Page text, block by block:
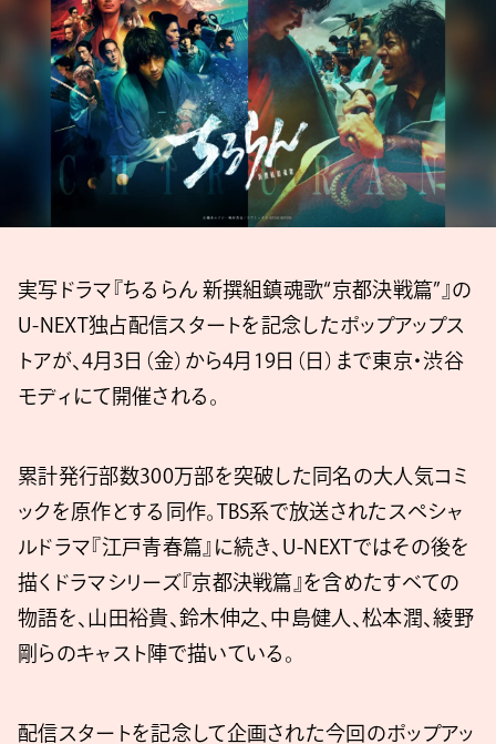
実写ドラマ『ちるらん 新撰組鎮魂歌“京都決戦篇”』の
U-NEXT独占配信スタートを記念したポップアップス
トアが、4月3日（金）から4月19日（日）まで東京・渋谷
モディにて開催される。
累計発行部数300万部を突破した同名の大人気コミ
ックを原作とする同作。TBS系で放送されたスペシャ
ルドラマ『江戸青春篇』に続き、U-NEXTではその後を
描くドラマシリーズ『京都決戦篇』を含めたすべての
物語を、山田裕貴、鈴木伸之、中島健人、松本潤、綾野
剛らのキャスト陣で描いている。
配信スタートを記念して企画された今回のポップアッ